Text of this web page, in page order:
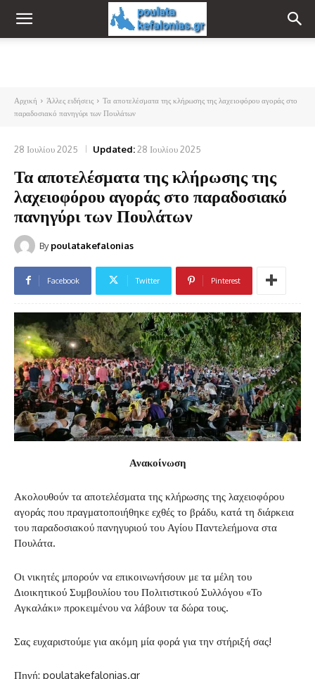
Αρχική Άλλες ειδήσεις
Τα αποτελέσματα της κλήρωσης της λαχειοφόρου αγοράς στο
παραδοσιακό πανηγύρι των Πουλάτων
28 Ιουλίου 2025 Updated:28 Ιουλίου 2025
Τα αποτελέσματα της κλήρωσης της
λαχειοφόρου αγοράς στο παραδοσιακό
πανηγύρι των Πουλάτων
By poulatakefalonias
Facebook Twitter Pinterest
Ανακοίνωση
Ακολουθούν τα αποτελέσματα της κλήρωσης της λαχειοφόρου
αγοράς που πραγματοποιήθηκε εχθές το βράδυ, κατά τη διάρκεια
του παραδοσιακού πανηγυριού του Αγίου Παντελεήμονα στα
Πουλάτα.
Οι νικητές μπορούν να επικοινωνήσουν με τα μέλη του
Διοικητικού Συμβουλίου του Πολιτιστικού Συλλόγου «Το
Αγκαλάκι» προκειμένου να λάβουν τα δώρα τους.
Σας ευχαριστούμε για ακόμη μία φορά για την στήριξή σας!
Πηγή: poulatakefalonias.gr